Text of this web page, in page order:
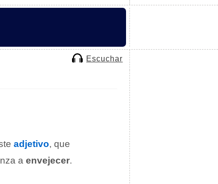
Escuchar
adjetivo, que
a envejecer.